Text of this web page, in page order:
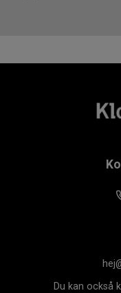
Du kan också